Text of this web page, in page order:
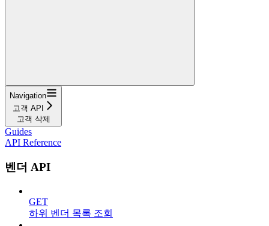
Navigation
고객 API
고객 삭제
Guides
API Reference
벤더 API
GET
하위 벤더 목록 조회